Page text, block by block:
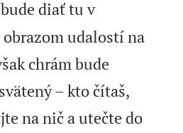
diať tu v
obrazom udalostí na
chrám bude
– kto čítaš,
na nič a utečte do